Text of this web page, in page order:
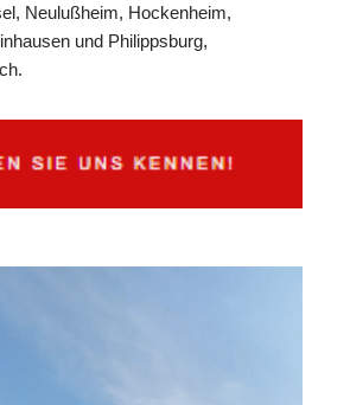
Neulußheim, Hockenheim,
und Philippsburg,